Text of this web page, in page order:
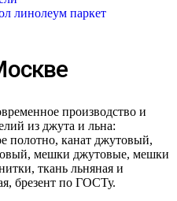
линолеум паркет
производство и
из джута и льна:
полотно, канат джутовый,
мешки джутовые, мешки
ткань льняная и
брезент по ГОСТу.